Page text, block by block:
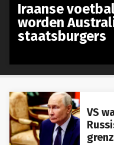
VS
Iraanse
worden
staatsburgers